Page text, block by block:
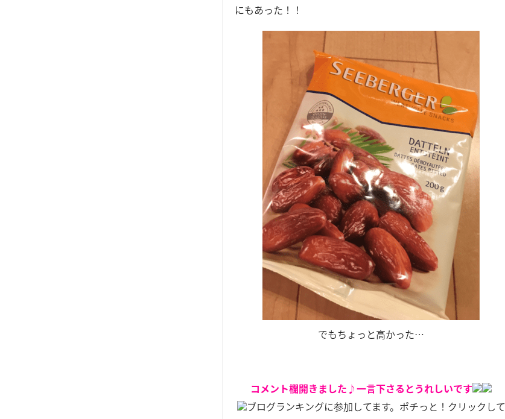
にもあった！！
でもちょっと高かった…
コメント欄開きました♪一言下さるとうれしいです
ブログランキングに参加してます。ポチっと！クリックして